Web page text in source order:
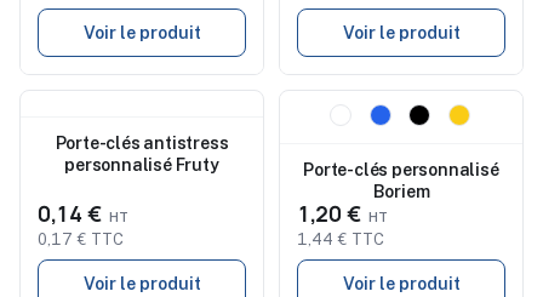
Voir le produit Voir le produit
Porte-clés antistress
personnalisé Fruty
0,14 €
0,17 € TTC
Voir le produit
Nouveau
Porte-clés personnalisé
Boriem
1,20 €
1,44 € TTC
Voir le produit